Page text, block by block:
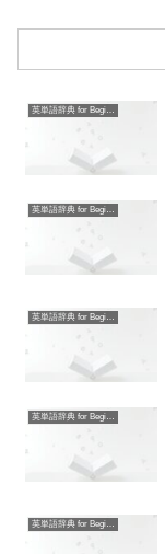
英単語辞典 for Beginners
英単語辞典 for Beginners
英単語辞典 for Beginners
英単語辞典 for Beginners
英単語辞典 for Beginners